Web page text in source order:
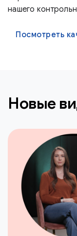
нашего
Посмотреть
Новые